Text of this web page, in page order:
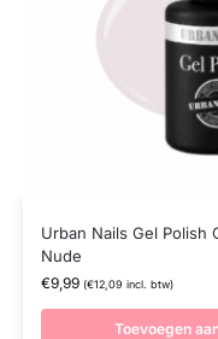
Urban Nails Gel Polish
Nude
€9,99 (€12,09 incl. btw)
Toevoegen